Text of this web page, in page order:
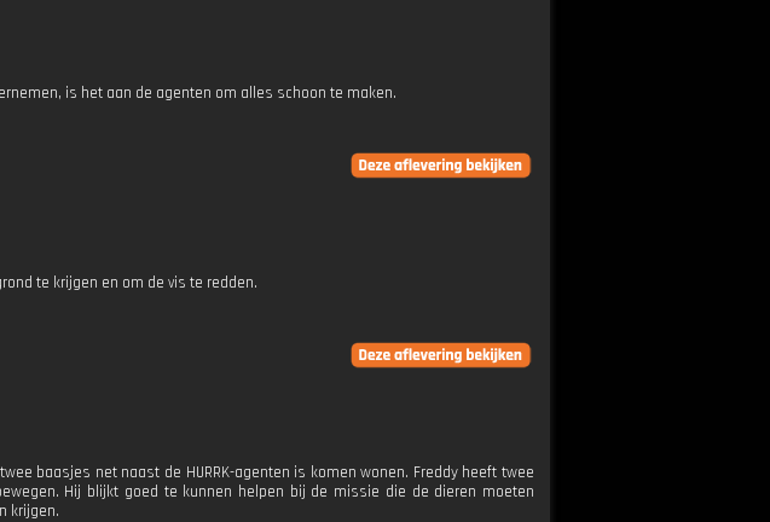
is het aan de agenten om alles schoon te maken.
te krijgen en om de vis te redden.
baasjes net naast de HURRK-agenten is komen wonen. Freddy heeft twee
Hij blijkt goed te kunnen helpen bij de missie die de dieren moeten
krijgen.